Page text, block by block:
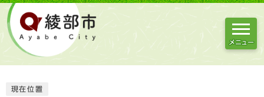
メニュー
現在位置